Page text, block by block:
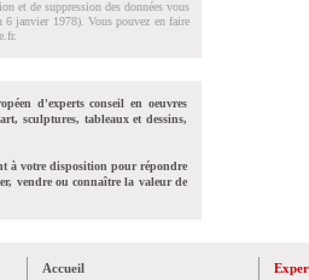
et de suppression des données vous
janvier 1978). Vous pouvez en faire
.
d'experts conseil en oeuvres
sculptures, tableaux et dessins,
à votre disposition pour répondre
vendre ou connaître la valeur de
Accueil